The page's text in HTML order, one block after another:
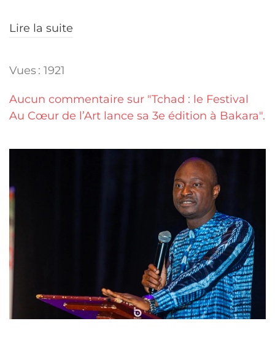
Lire la suite
Vues : 1921
Aucun commentaire sur "Tchad : le Festival
Au Cœur de l’Art lance sa 3e édition à Bakara".